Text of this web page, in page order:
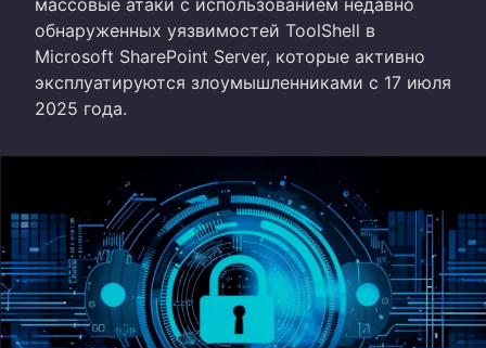
массовые атаки с использованием недавно
обнаруженных уязвимостей ToolShell в
Microsoft SharePoint Server, которые активно
эксплуатируются злоумышленниками с 17 июля
2025 года.